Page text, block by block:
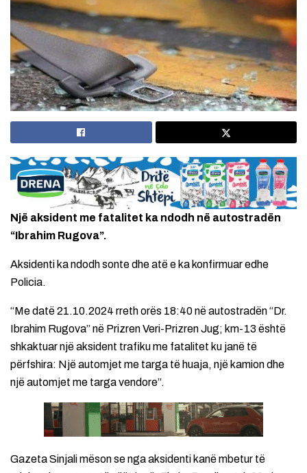
Një aksident me fatalitet ka ndodh në autostradën
“Ibrahim Rugova”.
Aksidenti ka ndodh sonte dhe atë e ka konfirmuar edhe
Policia.
“Me datë 21.10.2024 rreth orës 18:40 në autostradën “Dr.
Ibrahim Rugova” në Prizren Veri-Prizren Jug; km-13 është
shkaktuar një aksident trafiku me fatalitet ku janë të
përfshira: Një automjet me targa të huaja, një kamion dhe
një automjet me targa vendore”.
Gazeta Sinjali mëson se nga aksidenti kanë mbetur të